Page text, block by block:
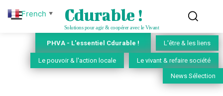
Cdurable !
Solutions pour agir & coopérer avec le Vivant
PHVA - L'essentiel Cdurable ! L'être & les liens
Le pouvoir & l'action locale Le vivant & refaire société
News Sélection
French ▼